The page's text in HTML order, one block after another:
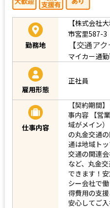
勤務地
【株式会社
市宮里587-3
【交通アク
マイカー通勤
雇用形態
正社員
仕事内容
【契約期間
事内容 【営
域がメイン
の丸金交通
通は地域ト
交通の関連
など、丸金
できます！
シー会社で
得費用の支
安心してご